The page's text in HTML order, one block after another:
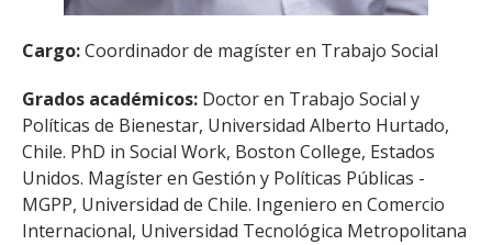
Cargo:Coordinador de magíster en Trabajo Social
Grados académicos: Doctor en Trabajo Social y
Políticas de Bienestar, Universidad Alberto Hurtado,
Chile. PhD in Social Work, Boston College, Estados
Unidos. Magíster en Gestión y Políticas Públicas -
MGPP, Universidad de Chile. Ingeniero en Comercio
Internacional, Universidad Tecnológica Metropolitana